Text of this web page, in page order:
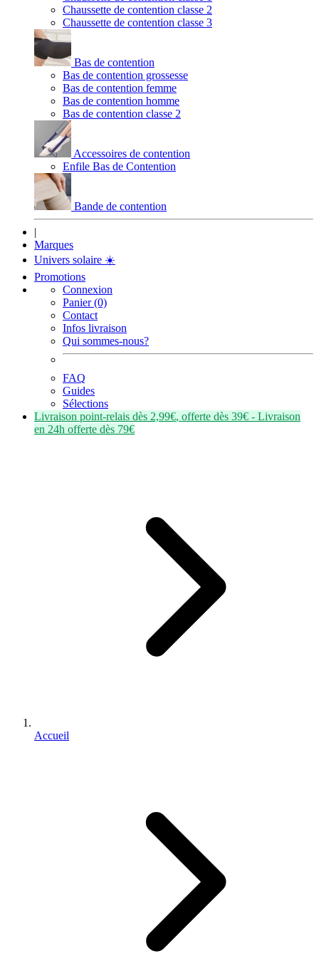
Chaussette de contention classe 2
Chaussette de contention classe 3
Bas de contention
Bas de contention grossesse
Bas de contention femme
Bas de contention homme
Bas de contention classe 2
Accessoires de contention
Enfile Bas de Contention
Bande de contention
|
Marques
Univers solaire ☀️
Promotions
Connexion
Panier (0)
Contact
Infos livraison
Qui sommes-nous?
FAQ
Guides
Sélections
Livraison point-relais dès 2,99€, offerte dès 39€ - Livraison
en 24h offerte dès 79€
Accueil